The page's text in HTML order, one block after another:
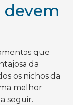
devem
que
da
os nichos da
melhor
seguir.